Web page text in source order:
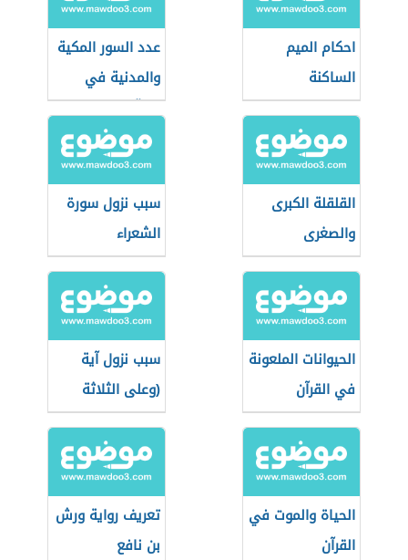
احكام الميم
الساكنة
عدد السور المكية
والمدنية في
القرآن الكريم
القلقلة الكبرى
والصغرى
سبب نزول سورة
الشعراء
الحيوانات الملعونة
في القرآن
سبب نزول آية
(وعلى الثلاثة
الذين خلفوا)
الحياة والموت في
القرآن
تعريف رواية ورش
بن نافع